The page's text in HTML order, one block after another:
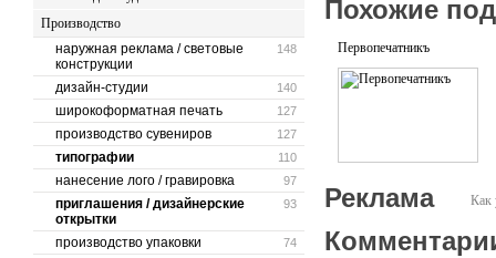
Производство
148
наружная реклама / световые
конструкции
140
дизайн-студии
127
широкоформатная печать
127
производство сувениров
110
типографии
97
нанесение лого / гравировка
93
приглашения / дизайнерские
открытки
74
производство упаковки
Похожие
Первопечатникъ
Как
Реклама